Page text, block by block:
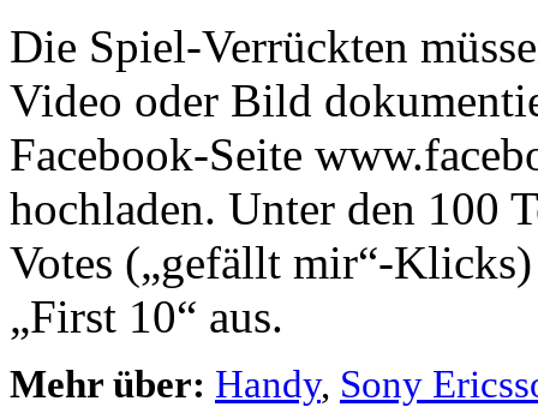
Die Spiel-Verrückten
Video oder Bild
Facebook-Seite
hochladen. Unter den 100
Votes („gefällt mir“-
„First 10“ aus.
Mehr über: Handy, Sony